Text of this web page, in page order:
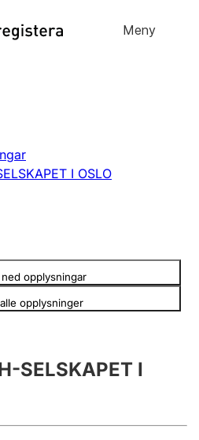
til
Meny
I OSLO
ned opplysningar
opplysninger
SELSKAPET I